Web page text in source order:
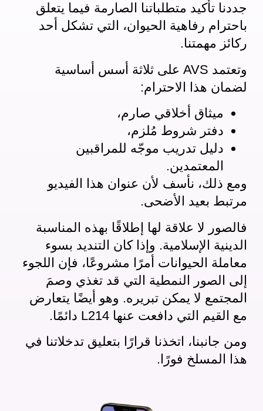
جددنا تأكيد متطلباتنا الصارمة فيما يتعلق
باحترام رفاهية الحيوان، التي تشكل أحد
ركائز مهمتنا.
وتعتمد AVS على ثلاثة أسس أساسية
لضمان هذا الاحترام:
ميثاق أخلاقي صارم،
دفتر شروط مُلزم،
دليل تدريب موجّه للمراقبين
المعتمدين.
ومع ذلك، نأسف لأن عنوان هذا الفيديو
مرتبط بعيد الأضحى.
فالصور لا علاقة لها إطلاقًا بهذه المناسبة
الدينية الإسلامية. وإذا كان التنديد بسوء
معاملة الحيوانات أمرًا مشروعًا، فإن اللجوء
إلى الصور النمطية التي قد تغذي وصمَ
المجتمع لا يمكن تبريره. وهو أيضًا يتعارض
مع القيم التي دافعت عنها L214 دائمًا.
ومن جانبنا، اتخذنا قرارًا بتعليق تدخلاتنا في
هذا المسلخ فورًا.